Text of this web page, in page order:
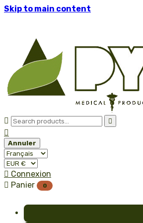
Skip to main content
 

Annuler
 Connexion
 Panier 0